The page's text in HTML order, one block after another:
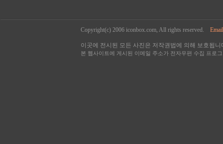
Copyright(c) 2006 iconbox.com, All rights reserved.
이곳에 전시된 모든 사진은 저작권법에 의해 보호됩
본 웹사이트에 게시된 이메일 주소가 전자우편 수집 프로